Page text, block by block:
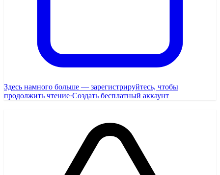
Здесь намного больше — зарегистрируйтесь, чтобы
продолжить чтение·Создать бесплатный аккаунт